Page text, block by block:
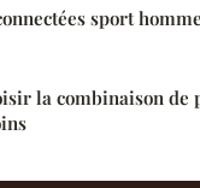
sport
la combinaison de